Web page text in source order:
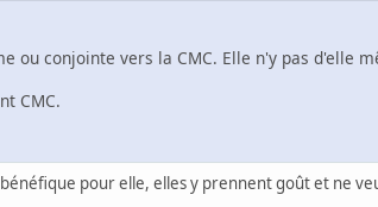
conjointe vers la CMC. Elle n'y pas d'elle
CMC.
pour elle, elles y prennent goût et ne